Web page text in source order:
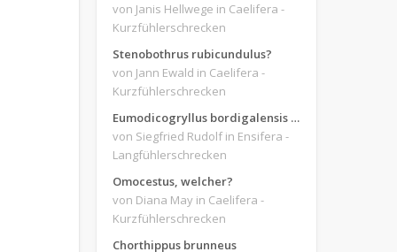
von Janis Hellwege in Caelifera -
Kurzfühlerschrecken
Stenobothrus rubicundulus?
von Jann Ewald in Caelifera -
Kurzfühlerschrecken
Eumodicogryllus bordigalensis am Licht? = bestätigt
von Siegfried Rudolf in Ensifera -
Langfühlerschrecken
Omocestus, welcher?
von Diana May in Caelifera -
Kurzfühlerschrecken
Chorthippus brunneus